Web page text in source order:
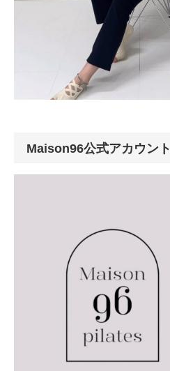
Maison96公式アカウント